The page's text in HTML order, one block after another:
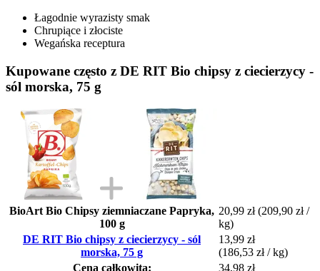
Łagodnie wyrazisty smak
Chrupiące i złociste
Wegańska receptura
Kupowane często z DE RIT Bio chipsy z ciecierzycy -
sól morska, 75 g
BioArt Bio Chipsy ziemniaczane Papryka,
100 g
20,99 zł (209,90 zł /
kg)
DE RIT Bio chipsy z ciecierzycy - sól
morska, 75 g
13,99 zł
(186,53 zł / kg)
Cena całkowita:
34,98 zł